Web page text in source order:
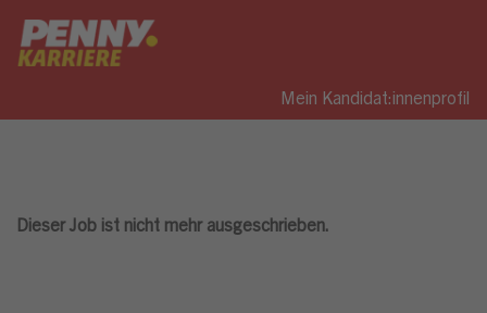
Mein Kandidat:innenprofil
Dieser Job ist nicht mehr ausgeschrieben.